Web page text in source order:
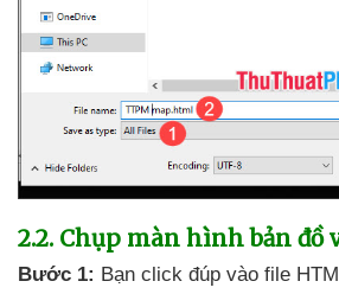
2.2. Chụp màn hình bản đồ
Bước 1: Bạn click đúp vào file